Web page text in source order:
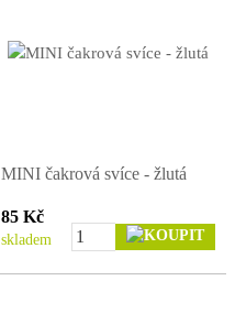
MINI čakrová svíce - žlutá
85 Kč
skladem